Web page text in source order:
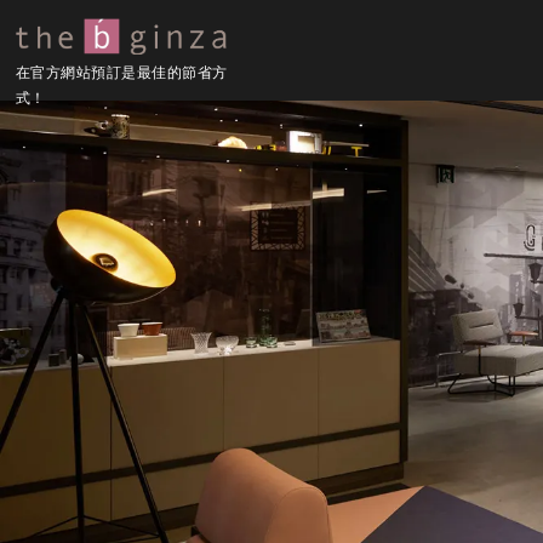
在官方網站預訂是最佳的節省方
式！